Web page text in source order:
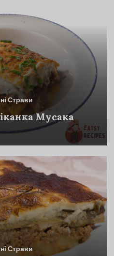
Страви
Мусака
Страви